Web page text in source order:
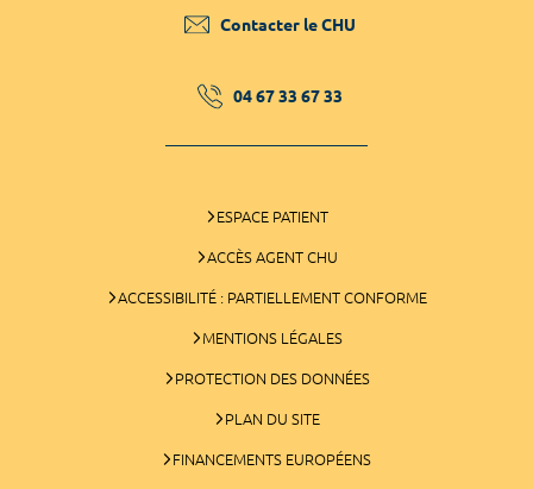
Contacter le CHU
04 67 33 67 33
ESPACE PATIENT
ACCÈS AGENT CHU
ACCESSIBILITÉ : PARTIELLEMENT CONFORME
MENTIONS LÉGALES
PROTECTION DES DONNÉES
PLAN DU SITE
FINANCEMENTS EUROPÉENS